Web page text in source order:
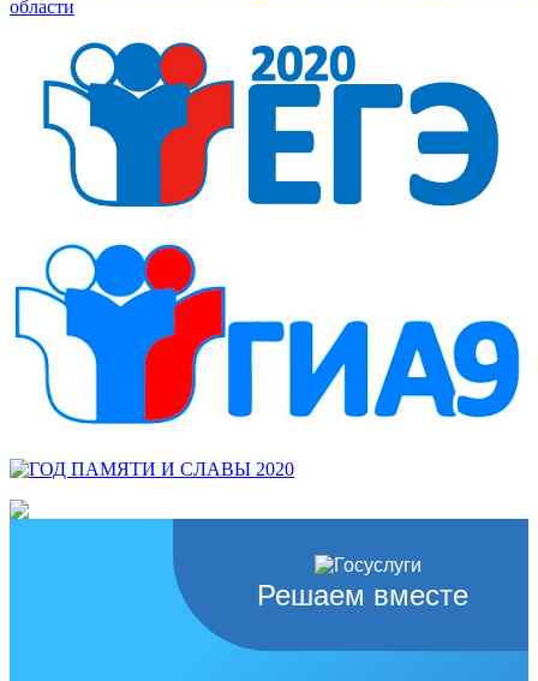
Решаем вместе